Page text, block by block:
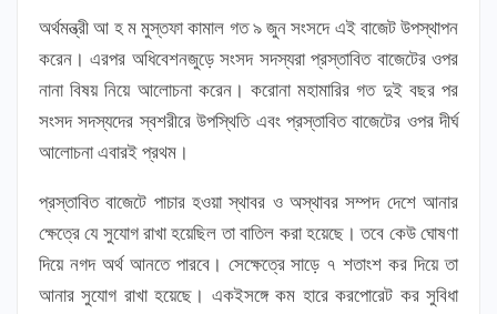
অর্থমন্ত্রী আ হ ম মুস্তফা কামাল গত ৯ জুন সংসদে এই বাজেট উপস্থাপন
করেন। এরপর অধিবেশনজুড়ে সংসদ সদস্যরা প্রস্তাবিত বাজেটের ওপর
নানা বিষয় নিয়ে আলোচনা করেন। করোনা মহামারির গত দুই বছর পর
সংসদ সদস্যদের স্বশরীরে উপস্থিতি এবং প্রস্তাবিত বাজেটের ওপর দীর্ঘ
আলোচনা এবারই প্রথম।
প্রস্তাবিত বাজেটে পাচার হওয়া স্থাবর ও অস্থাবর সম্পদ দেশে আনার
ক্ষেত্রে যে সুযোগ রাখা হয়েছিল তা বাতিল করা হয়েছে। তবে কেউ ঘোষণা
দিয়ে নগদ অর্থ আনতে পারবে। সেক্ষেত্রে সাড়ে ৭ শতাংশ কর দিয়ে তা
আনার সুযোগ রাখা হয়েছে। একইসঙ্গে কম হারে করপোরেট কর সুবিধা